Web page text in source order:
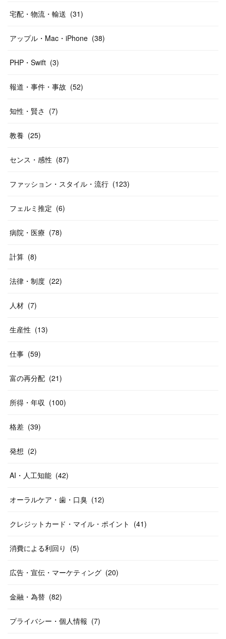
宅配・物流・輸送 (31)
アップル・Mac・iPhone (38)
PHP・Swift (3)
報道・事件・事故 (52)
知性・賢さ (7)
教養 (25)
センス・感性 (87)
ファッション・スタイル・流行 (123)
フェルミ推定 (6)
病院・医療 (78)
計算 (8)
法律・制度 (22)
人材 (7)
生産性 (13)
仕事 (59)
富の再分配 (21)
所得・年収 (100)
格差 (39)
発想 (2)
AI・人工知能 (42)
オーラルケア・歯・口臭 (12)
クレジットカード・マイル・ポイント (41)
消費による利回り (5)
広告・宣伝・マーケティング (20)
金融・為替 (82)
プライバシー・個人情報 (7)